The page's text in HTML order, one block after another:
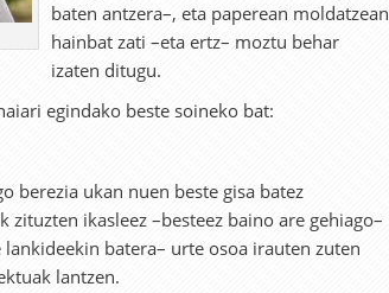
baten antzera–, eta paperean moldatzean
hainbat zati –eta ertz– moztu behar
izaten ditugu.
egindako beste soineko bat:
berezia ukan nuen beste gisa batez
ikasleez –besteez baino are gehiago–
batera– urte osoa irauten zuten
lantzen.